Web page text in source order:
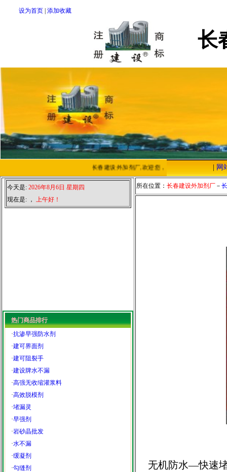
设为首页 添加收藏
长春建设外加剂厂,欢迎您，我们将以优质的服务，
网
长
今天是: 2026年8月6日 星期四
现在是: ， 上午好！
热门商品排行
·抗渗早强防水剂
·建可界面剂
·建可阻裂手
·建设牌水不漏
·高强无收缩灌浆料
·高效脱模剂
·堵漏灵
·早强剂
·岩砂晶批发
·水不漏
·缓凝剂
·勾缝剂
所在位置： 长春建设外加剂厂 －
无机防水—快速